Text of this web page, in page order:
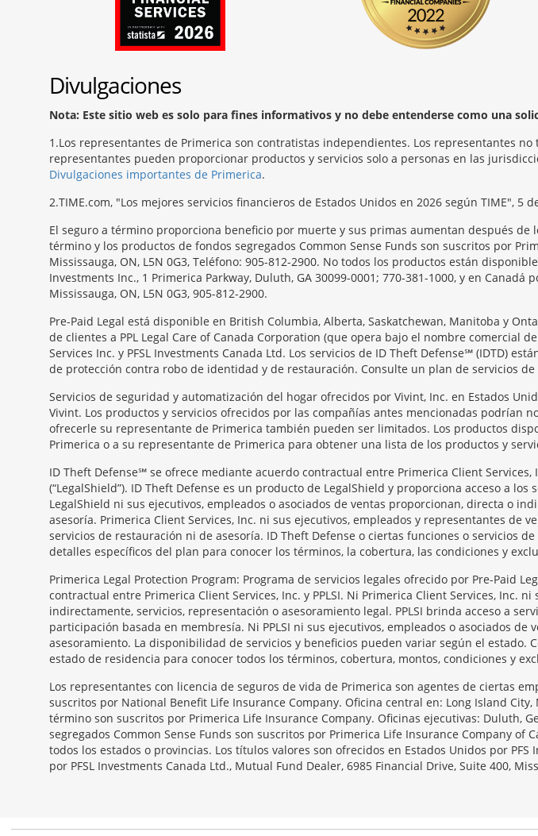
Divulgaciones
Nota: Este sitio web es solo para fines informativos y no debe entenderse como una
1 Los representantes de Primerica son contratistas independientes. Los representantes
representantes pueden proporcionar productos y servicios solo a personas en las
Divulgaciones importantes de Primerica.
2 TIME.com, "Los mejores servicios financieros de Estados Unidos en 2026 según TIME", 5
El seguro a término proporciona beneficio por muerte y sus primas aumentan después
término y los productos de fondos segregados Common Sense Funds son suscritos por
Mississauga, ON, L5N 0G3, Teléfono: 905-812-2900. No todos los productos están
Investments Inc., 1 Primerica Parkway, Duluth, GA 30099-0001; 770-381-1000, y en
Mississauga, ON, L5N 0G3, 905-812-2900.
Pre-Paid Legal está disponible en British Columbia, Alberta, Saskatchewan, Manitoba y
de clientes a PPL Legal Care of Canada Corporation (que opera bajo el nombre comercial
Services Inc. y PFSL Investments Canada Ltd. Los servicios de ID Theft Defense℠ (IDTD)
de protección contra robo de identidad y de restauración. Consulte un plan de servicios
Servicios de seguridad y automatización del hogar ofrecidos por Vivint, Inc. en Estados
Vivint. Los productos y servicios ofrecidos por las compañías antes mencionadas podrían
ofrecerle su representante de Primerica también pueden ser limitados. Los productos
Primerica o a su representante de Primerica para obtener una lista de los productos y
ID Theft Defense℠ se ofrece mediante acuerdo contractual entre Primerica Client
(“LegalShield”). ID Theft Defense es un producto de LegalShield y proporciona acceso a
LegalShield ni sus ejecutivos, empleados o asociados de ventas proporcionan, directa o
asesoría. Primerica Client Services, Inc. ni sus ejecutivos, empleados y representantes
servicios de restauración ni de asesoría. ID Theft Defense o ciertas funciones o servicios
detalles específicos del plan para conocer los términos, la cobertura, las condiciones y
Primerica Legal Protection Program: Programa de servicios legales ofrecido por Pre-Paid
contractual entre Primerica Client Services, Inc. y PPLSI. Ni Primerica Client Services, Inc.
indirectamente, servicios, representación o asesoramiento legal. PPLSI brinda acceso a
participación basada en membresía. Ni PPLSI ni sus ejecutivos, empleados o asociados
asesoramiento. La disponibilidad de servicios y beneficios pueden variar según el
estado de residencia para conocer todos los términos, cobertura, montos, condiciones y
Morgage
Disclosures
Section
Los representantes con licencia de seguros de vida de Primerica son agentes de ciertas
suscritos por National Benefit Life Insurance Company. Oficina central en: Long Island
término son suscritos por Primerica Life Insurance Company. Oficinas ejecutivas: Duluth,
segregados Common Sense Funds son suscritos por Primerica Life Insurance Company
todos los estados o provincias. Los títulos valores son ofrecidos en Estados Unidos por
por PFSL Investments Canada Ltd., Mutual Fund Dealer, 6985 Financial Drive, Suite 400,